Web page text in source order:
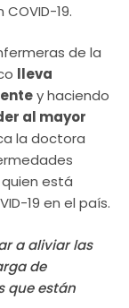
COVID-19.
de la
lleva
y haciendo
al mayor
la doctora
está
19 en el país.
a aliviar las
de
que están